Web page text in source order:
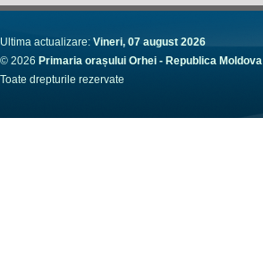
Ultima actualizare: Vineri, 07 august 2026
© 2026 Primaria orașului Orhei - Republica Moldova
Toate drepturile rezervate